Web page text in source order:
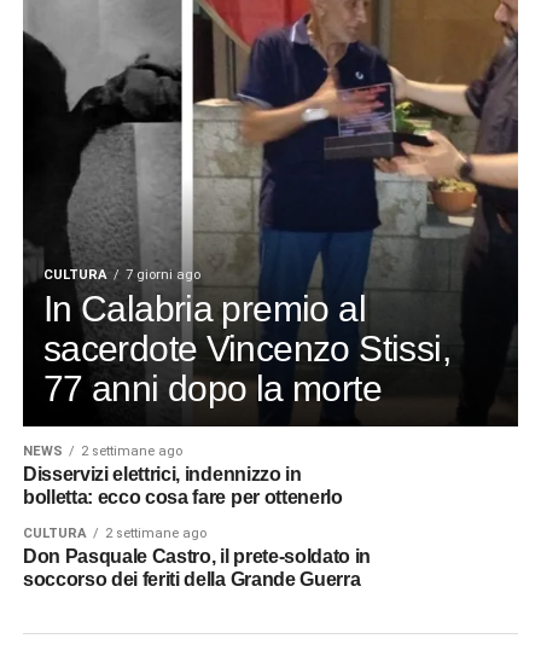
CULTURA 7 giorni ago
In Calabria premio al
sacerdote Vincenzo Stissi,
77 anni dopo la morte
NEWS 2 settimane ago
Disservizi elettrici, indennizzo in
bolletta: ecco cosa fare per ottenerlo
CULTURA 2 settimane ago
Don Pasquale Castro, il prete-soldato in
soccorso dei feriti della Grande Guerra